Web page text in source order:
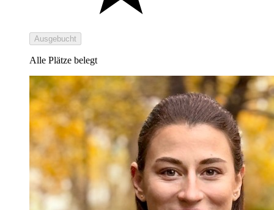
Ausgebucht
Alle Plätze belegt